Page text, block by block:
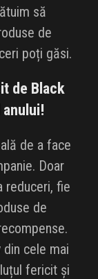
să
de
poți găsi.
de Black
de a face
Doar
reduceri, fie
de
cele mai
fericit și